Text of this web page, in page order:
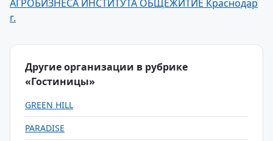
АГРОБИЗНЕСА ИНСТИТУТА ОБЩЕЖИТИЕ Краснодар
г.
Другие организации в рубрике
«Гостиницы»
GREEN HILL
PARADISE